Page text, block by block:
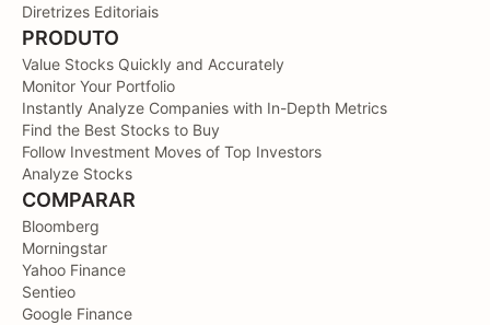
Diretrizes Editoriais
PRODUTO
Value Stocks Quickly and Accurately
Monitor Your Portfolio
Instantly Analyze Companies with In-Depth Metrics
Find the Best Stocks to Buy
Follow Investment Moves of Top Investors
Analyze Stocks
COMPARAR
Bloomberg
Morningstar
Yahoo Finance
Sentieo
Google Finance